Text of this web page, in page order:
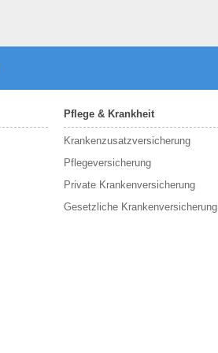
Pflege & Krankheit
Krankenzusatzversicherung
Pflegeversicherung
Private Krankenversicherung
Gesetzliche Krankenversicherung